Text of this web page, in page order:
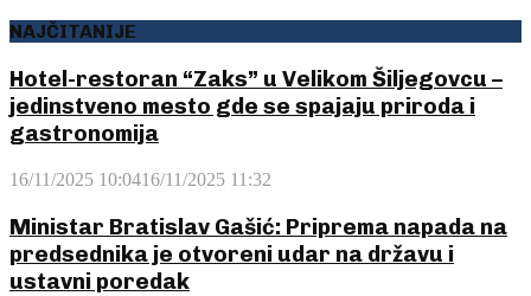
NAJČITANIJE
Hotel-restoran “Zaks” u Velikom Šiljegovcu –
jedinstveno mesto gde se spajaju priroda i
gastronomija
16/11/2025 10:0416/11/2025 11:32
Ministar Bratislav Gašić: Priprema napada na
predsednika je otvoreni udar na državu i
ustavni poredak